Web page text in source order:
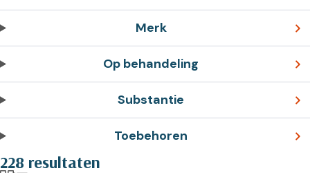
Merk
Op behandeling
Substantie
Toebehoren
228 resultaten